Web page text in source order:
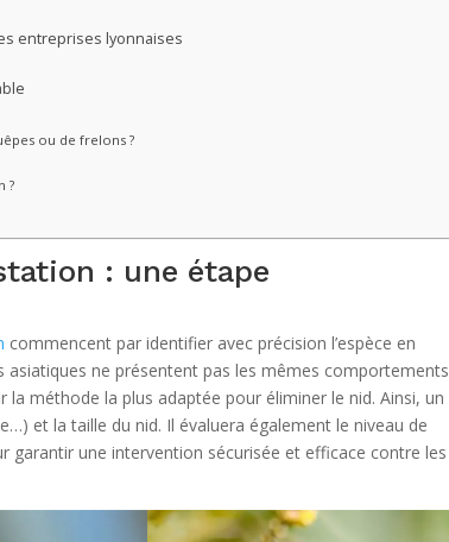
entreprises lyonnaises
ou de frelons ?
?
: une étape
commencent par identifier avec précision l’espèce en
ne présentent pas les mêmes comportements
méthode la plus adaptée pour éliminer le nid. Ainsi, un
et la taille du nid. Il évaluera également le niveau de
garantir une intervention sécurisée et efficace contre les